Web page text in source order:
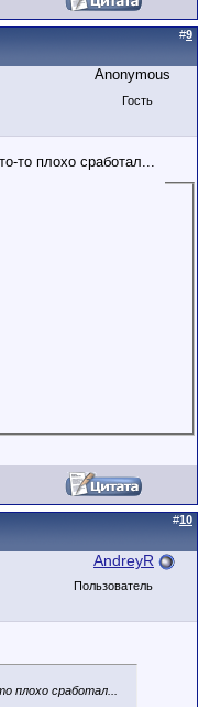
#9
Anonymous
Гость
то плохо сработал...
#10
AndreyR
Пользователь
плохо сработал...